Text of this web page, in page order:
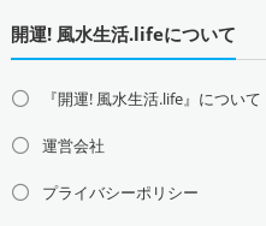
開運! 風水生活.lifeについて
『開運! 風水生活.life』について
運営会社
プライバシーポリシー